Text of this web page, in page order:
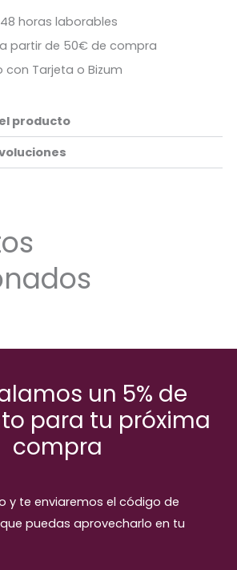
horas laborables
partir de 50€ de compra
con Tarjeta o Bizum
producto
un 5% de
para tu próxima
compra
y te enviaremos el código de
puedas aprovecharlo en tu